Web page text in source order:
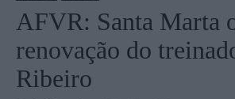
AFVR: Santa Marta
renovação do
Ribeiro